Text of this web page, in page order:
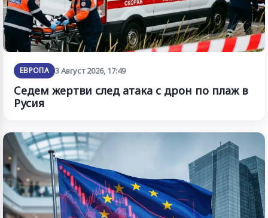
ЕВРОПА 3 Август 2026, 17:49
Седем жертви след атака с дрон по плаж в
Русия